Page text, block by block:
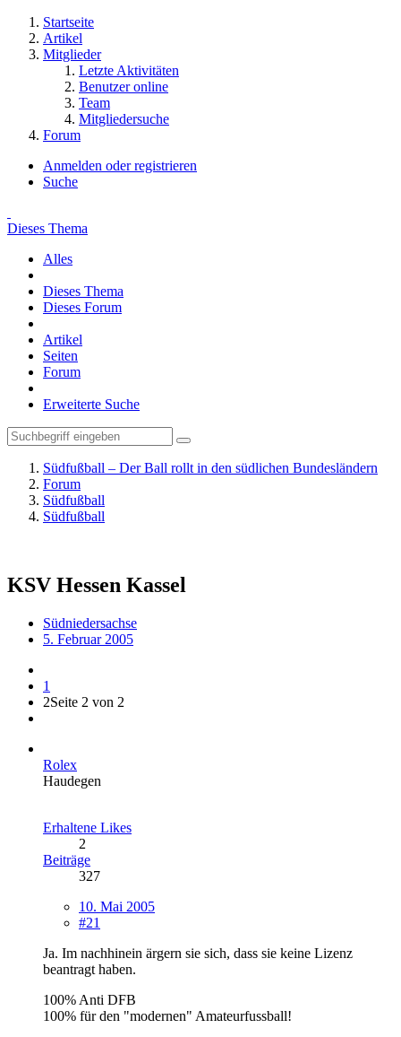
Startseite
Artikel
Mitglieder
Letzte Aktivitäten
Benutzer online
Team
Mitgliedersuche
Forum
Anmelden oder registrieren
Suche
Dieses Thema
Alles
Dieses Thema
Dieses Forum
Artikel
Seiten
Forum
Erweiterte Suche
Südfußball – Der Ball rollt in den südlichen Bundesländern
Forum
Südfußball
Südfußball
KSV Hessen Kassel
Südniedersachse
5. Februar 2005
1
2Seite 2 von 2
Rolex
Haudegen
Erhaltene Likes
2
Beiträge
327
10. Mai 2005
#21
Ja. Im nachhinein ärgern sie sich, dass sie keine Lizenz
beantragt haben.
100% Anti DFB
100% für den "modernen" Amateurfussball!